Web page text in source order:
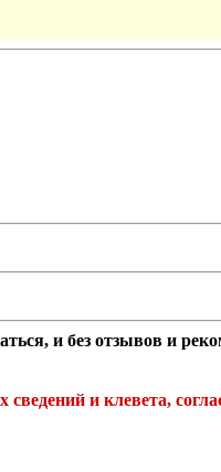
и без отзывов и
и клевета,